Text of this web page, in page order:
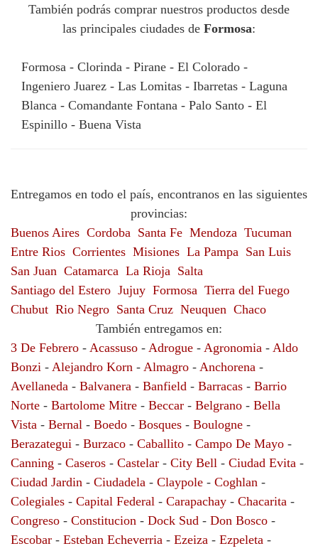
También podrás comprar nuestros productos desde
las principales ciudades de Formosa:
Formosa - Clorinda - Pirane - El Colorado -
Ingeniero Juarez - Las Lomitas - Ibarretas - Laguna
Blanca - Comandante Fontana - Palo Santo - El
Espinillo - Buena Vista
Entregamos en todo el país, encontranos en las siguientes
provincias:
Buenos Aires Cordoba Santa Fe Mendoza Tucuman
Entre Rios Corrientes Misiones La Pampa San Luis
San Juan Catamarca La Rioja Salta
Santiago del Estero Jujuy Formosa Tierra del Fuego
Chubut Rio Negro Santa Cruz Neuquen Chaco
También entregamos en:
3 De Febrero - Acassuso - Adrogue - Agronomia - Aldo
Bonzi - Alejandro Korn - Almagro - Anchorena -
Avellaneda - Balvanera - Banfield - Barracas - Barrio
Norte - Bartolome Mitre - Beccar - Belgrano - Bella
Vista - Bernal - Boedo - Bosques - Boulogne -
Berazategui - Burzaco - Caballito - Campo De Mayo -
Canning - Caseros - Castelar - City Bell - Ciudad Evita -
Ciudad Jardin - Ciudadela - Claypole - Coghlan -
Colegiales - Capital Federal - Carapachay - Chacarita -
Congreso - Constitucion - Dock Sud - Don Bosco -
Escobar - Esteban Echeverria - Ezeiza - Ezpeleta -